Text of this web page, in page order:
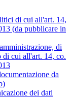
di cui all'art. 14,
(da pubblicare in
di
di cui all'art. 14, co.
da
dei dati